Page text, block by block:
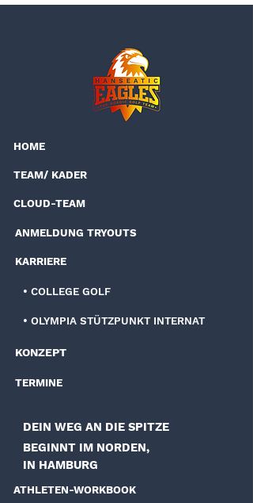
HOME
TEAM/ KADER
CLOUD-TEAM
ANMELDUNG TRYOUTS
KARRIERE
• COLLEGE GOLF
• OLYMPIA STÜTZPUNKT INTERNAT
KONZEPT
TERMINE
DEIN WEG AN DIE SPITZE
BEGINNT IM NORDEN,
IN HAMBURG
ATHLETEN-WORKBOOK